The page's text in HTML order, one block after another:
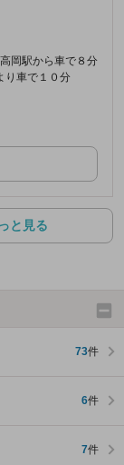
岡駅から車で８分
車で１０分
と見る
73件
6件
7件